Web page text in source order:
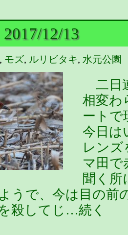
12/13
, モズ, ルリビタキ, 水元公園
二日
相変わ
ートで
今日は
レン
マ田で
聞く所
うで、今は目の前
殺してじ…続く